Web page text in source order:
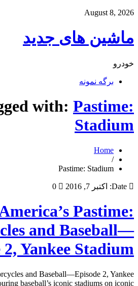
August 8, 2026
ماشین های جدید
خودرو
برگه نمونه
with: Pastime:
Stadium
Home
/
Pastime: Stadium
Date: اکتبر 7, 2016 0
Pastime:
and Baseball—
2, Yankee Stadium
and Baseball—Episode 2, Yankee
baseball’s iconic stadiums on iconic